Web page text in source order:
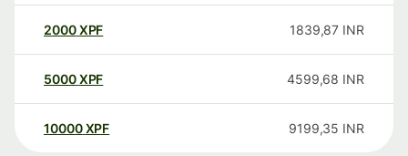
2000XPF 1839,87 INR
5000XPF 4599,68 INR
10000 XPF 9199,35 INR